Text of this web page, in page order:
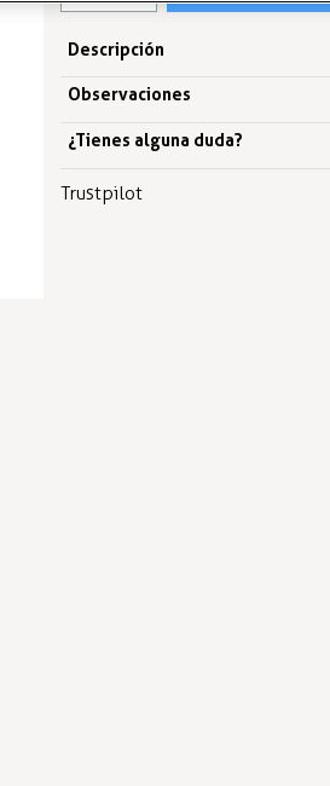
Descripción
Observaciones
¿Tienes alguna duda?
Trustpilot